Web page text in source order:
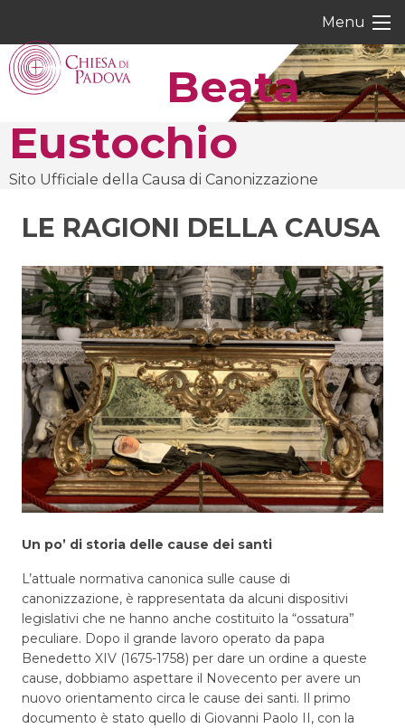
content
Menu
Beata
Eustochio
Sito Ufficiale della Causa di Canonizzazione
LE RAGIONI DELLA CAUSA
Un po’ di storia delle cause dei santi
L’attuale normativa canonica sulle cause di
canonizzazione, è rappresentata da alcuni dispositivi
legislativi che ne hanno anche costituito la “ossatura”
peculiare. Dopo il grande lavoro operato da papa
Benedetto XIV (1675-1758) per dare un ordine a queste
cause, dobbiamo aspettare il Novecento per avere un
nuovo orientamento circa le cause dei santi. Il primo
documento è stato quello di Giovanni Paolo II, con la